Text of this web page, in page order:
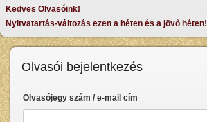
Kedves Olvasóink!
Nyitvatartás-változás ezen a héten és a jövő héten!
Olvasói bejelentkezés
Olvasójegy szám / e-mail cím